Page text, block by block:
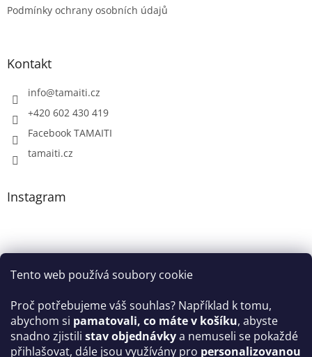
Tento web používá soubory cookie
Proč potřebujeme váš souhlas? Například k tomu,
abychom si pamatovali, co máte v košíku, abyste
snadno zjistili stav objednávkya nemuseli se pokaždé
přihlašovat, dále jsou využívány pro personalizovanou
Podmínky ochrany osobních údajů
Kontakt
info@tamaiti.cz
+420 602 430 419
Facebook TAMAITI
tamaiti.cz
Instagram
Sledovat na Instagramu